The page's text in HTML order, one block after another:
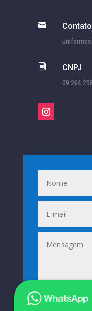
 Contato
i CNPJ